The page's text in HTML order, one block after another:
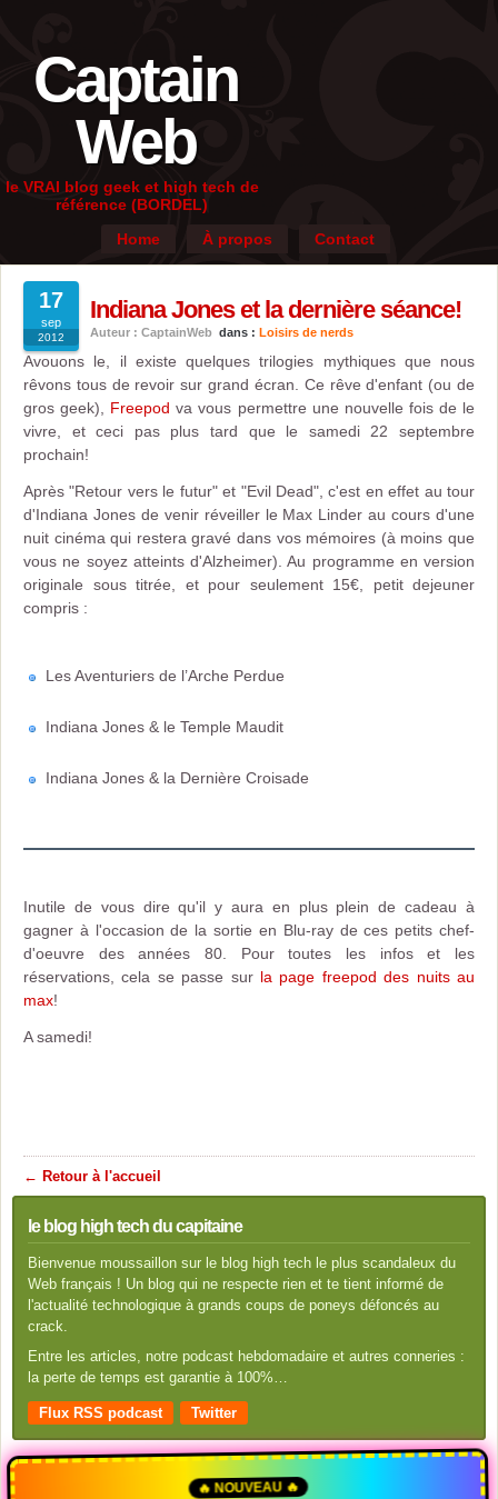
Captain
Web
le VRAI blog geek et high tech de
référence (BORDEL)
Home
À propos Contact
17
sep
2012
Indiana Jones et la dernière séance!
Auteur : CaptainWeb dans : Loisirs de nerds
Avouons le, il existe quelques trilogies mythiques que nous
rêvons tous de revoir sur grand écran. Ce rêve d'enfant (ou de
gros geek), Freepod va vous permettre une nouvelle fois de le
vivre, et ceci pas plus tard que le samedi 22 septembre
prochain!
Après "Retour vers le futur" et "Evil Dead", c'est en effet au tour
d'Indiana Jones de venir réveiller le Max Linder au cours d'une
nuit cinéma qui restera gravé dans vos mémoires (à moins que
vous ne soyez atteints d'Alzheimer). Au programme en version
originale sous titrée, et pour seulement 15€, petit dejeuner
compris :
Les Aventuriers de l’Arche Perdue
Indiana Jones & le Temple Maudit
Indiana Jones & la Dernière Croisade
Inutile de vous dire qu'il y aura en plus plein de cadeau à
gagner à l'occasion de la sortie en Blu-ray de ces petits chef-
d'oeuvre des années 80. Pour toutes les infos et les
réservations, cela se passe sur la page freepod des nuits au
max!
A samedi!
← Retour à l'accueil
le blog high tech du capitaine
Bienvenue moussaillon sur le blog high tech le plus scandaleux du
Web français ! Un blog qui ne respecte rien et te tient informé de
l'actualité technologique à grands coups de poneys défoncés au
crack.
Entre les articles, notre podcast hebdomadaire et autres conneries :
la perte de temps est garantie à 100%…
Flux RSS podcast Twitter
🔥 NOUVEAU 🔥